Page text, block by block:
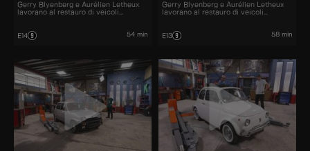
Gerry Blyenberg e Aurélien Letheux
lavorano al restauro di veicoli
E14 54 min
Gerry Blyenberg e Aurélien Letheux
lavorano al restauro di veicoli
E13 58 min